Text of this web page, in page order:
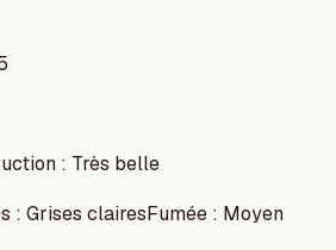
: Très belle
: Grises clairesFumée : Moyen